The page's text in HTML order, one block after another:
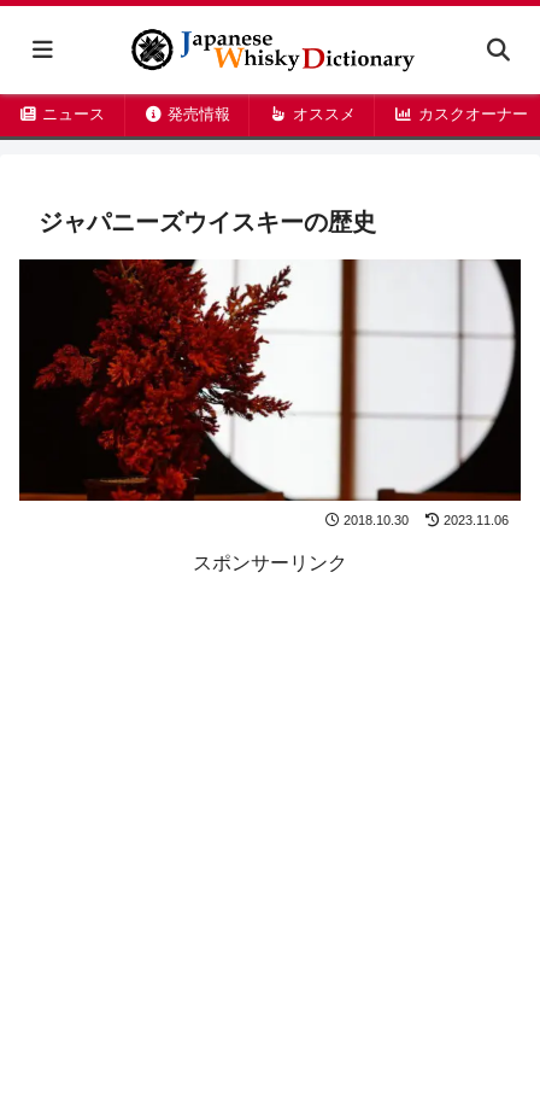
ニュース 発売情報 オススメ カスクオーナー
ジャパニーズウイスキーの歴史
2018.10.30 2023.11.06
スポンサーリンク